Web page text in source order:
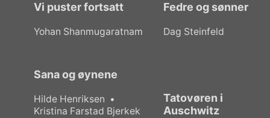
Vi puster fortsatt
Yohan Shanmugaratnam
Fedre og sønner
Dag Steinfeld
Sana og øynene
Hilde Henriksen
Kristina Farstad Bjerkek
Tatovøren i
Auschwitz